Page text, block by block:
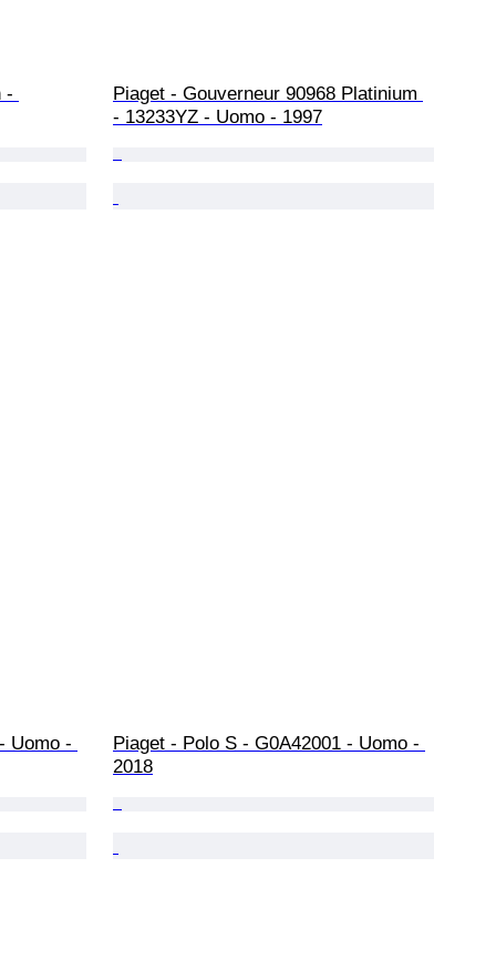
-
Piaget - Gouverneur 90968 Platinium
- 13233YZ - Uomo - 1997
Uomo -
Piaget - Polo S - G0A42001 - Uomo -
2018